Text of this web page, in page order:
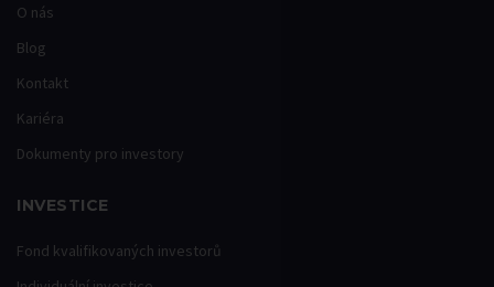
O nás
Blog
Kontakt
Kariéra
Dokumenty pro investory
INVESTICE
Fond kvalifikovaných investorů